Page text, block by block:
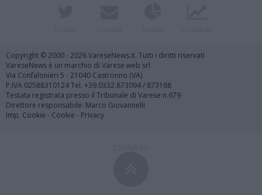
Copyright © 2000 - 2026 VareseNews.it. Tutti i diritti riservati
VareseNews è un marchio di Varese web srl
Via Confalonieri 5 - 21040 Castronno (VA)
P.IVA 02588310124 Tel. +39.0332.873094 / 873168
Testata registrata presso il Tribunale di Varese n.679
Direttore responsabile: Marco Giovannelli
Imp. Cookie - Cookie - Privacy